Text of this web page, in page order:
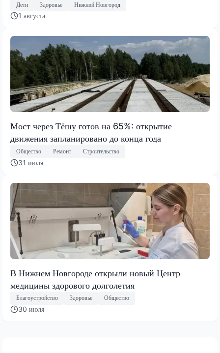
Дети Здоровье Нижний Новгород
1 августа
Мост через Тёшу готов на 65%: открытие
движения запланировано до конца года
Общество Ремонт Строительство
31 июля
В Нижнем Новгороде открыли новый Центр
медицины здорового долголетия
Благоустройство Здоровье Общество
30 июля